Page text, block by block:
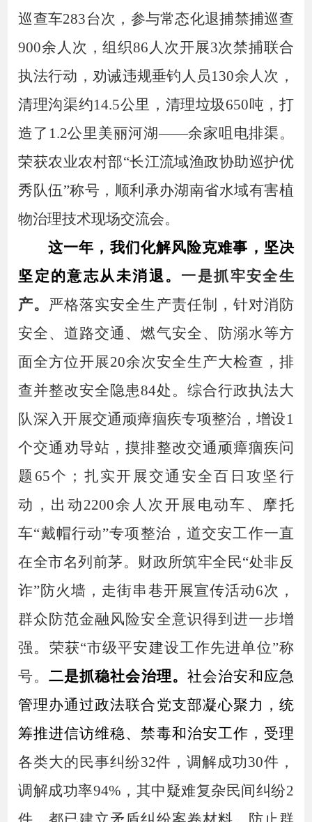
巡查车283台次，参与常态化退捕禁捕巡查
900余人次，组织86人次开展3次禁捕联合
执法行动，劝诫违规垂钓人员130余人次，
清理沟渠约14.5公里，清理垃圾650吨， 打
造了 1.2公里美丽河湖——余家咀电排渠。
荣获农业农村部“长江流域渔政协助巡护优
秀队伍”称号，顺利承办湖南省水域有害植
物治理技术现场交流会。
这一年，我们化解风险克难事，坚决
坚定的意志从未消退。 一是抓牢安全生
产。 严格落实安全生产责任制，针对消防
安全、道路交通、燃气安全、防溺水等方
面全方位开展20余次安全生产大检查， 排
查并整改安全隐患84处。综合行政执法大
队深入开展交通顽瘴痼疾专项整治，增设1
个交通劝导站，摸排整改交通顽瘴痼疾问
题65个； 扎实开展交通安全百日攻坚行
动，出动2200余人次开展电动车、摩托
车“戴帽行动”专项整治 ，道交安工作一直
在全市名列前茅。 财政所筑牢全民“处非反
诈”防火墙，走街串巷开展宣传活动6次，
群众防范金融风险安全意识得到进一步增
强。 荣获“市级平安建设工作先进单位”称
号。二是抓稳社会治理。 社会治安和应急
管理办通过政法联合党支部凝心聚力， 统
筹推进信访维稳、禁毒和治安工作， 受理
各类大的民事纠纷32件，调解成功30件，
调解成功率94%，其中疑难复杂民间纠纷2